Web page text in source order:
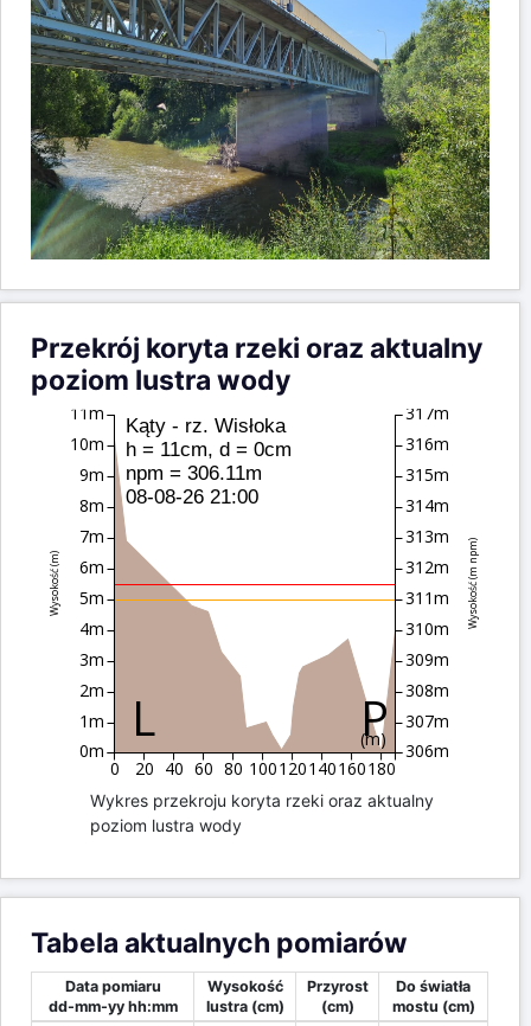
Przekrój koryta rzeki oraz aktualny
poziom lustra wody
(m)
0 20 40 60 80 100120140160180
Wysokość (m)
0m
1m
2m
3m
4m
5m
6m
7m
8m
9m
10m
11m
Wysokość (m npm)
306m
307m
308m
309m
310m
311m
312m
313m
314m
315m
316m
317m
Kąty - rz. Wisłoka
h = 11cm, d = 0cm
npm = 306.11m
08-08-26 21:00
Wykres przekroju koryta rzeki oraz aktualny
poziom lustra wody
Tabela aktualnych pomiarów
Data pomiaru
dd-mm-yy hh:mm
Wysokość
lustra (cm)
Przyrost
(cm)
Do światła
mostu (cm)